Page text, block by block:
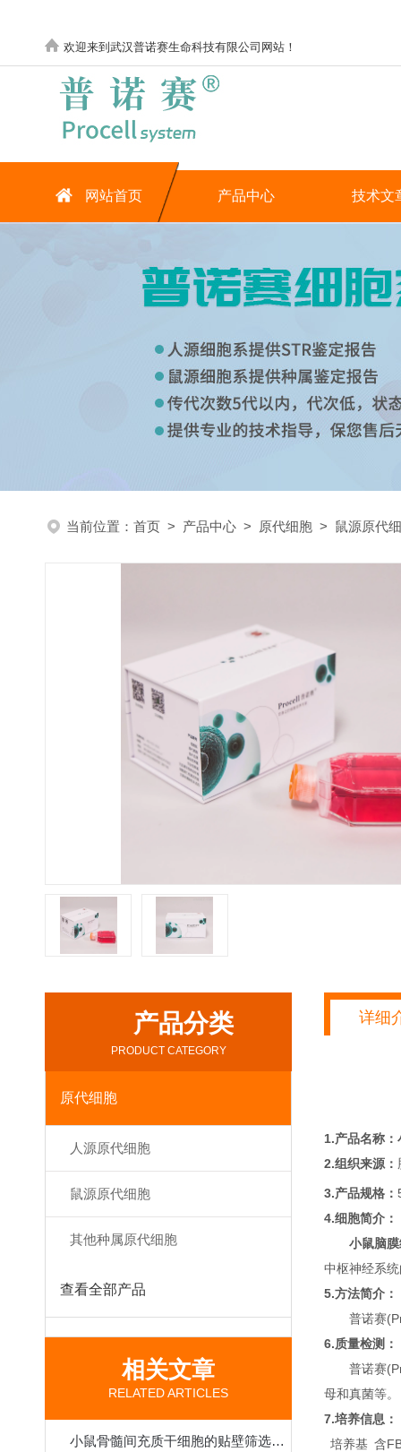
欢迎来到武汉普诺赛生命科技有限公司网站！
网站首页 产品中心 技术文
当前位置： 首页 > 产品中心 > 原代细胞 > 鼠源原代
产品分类
PRODUCT CATEGORY
原代细胞
人源原代细胞
鼠源原代细胞
其他种属原代细胞
查看全部产品
相关文章
RELATED ARTICLES
小鼠骨髓间充质干细胞的贴壁筛选原理与再生医学研究应用
详细
1.产品名称：
2.组织来源：
3.产品规格：
4.细胞简介：
小鼠脑
中枢神经系
5.方法简介：
普诺赛
6.质量检测：
普诺赛
母和真菌等。
7.培养信息：
培养基 含